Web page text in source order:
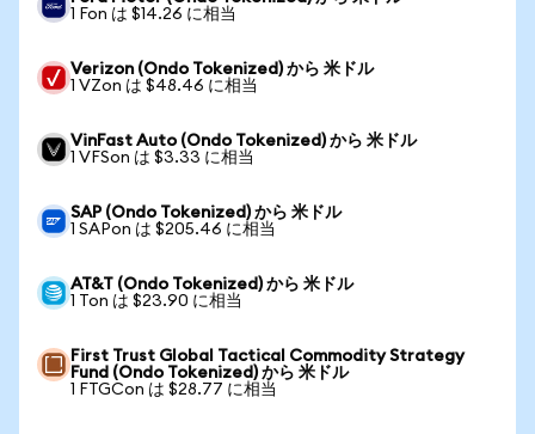
1 Fon は $14.26 に相当
Verizon (Ondo Tokenized) から 米ドル
1 VZon は $48.46 に相当
VinFast Auto (Ondo Tokenized) から 米ドル
1 VFSon は $3.33 に相当
SAP (Ondo Tokenized) から 米ドル
1 SAPon は $205.46 に相当
AT&T (Ondo Tokenized) から 米ドル
1 Ton は $23.90 に相当
First Trust Global Tactical Commodity Strategy
Fund (Ondo Tokenized) から 米ドル
1 FTGCon は $28.77 に相当